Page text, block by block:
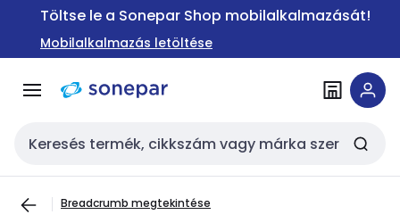
Ugrás a
Ugrás a
tartalomra
Töltse le a Sonepar Shop mobilalkalmazását!
Mobilalkalmazás letöltése
Keresési bemenet
Breadcrumb megtekintése